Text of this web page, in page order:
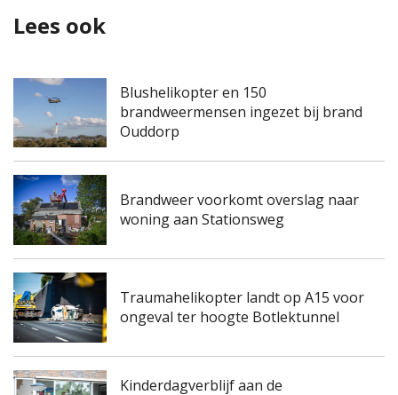
Lees ook
Blushelikopter en 150
brandweermensen ingezet bij brand
Ouddorp
Brandweer voorkomt overslag naar
woning aan Stationsweg
Traumahelikopter landt op A15 voor
ongeval ter hoogte Botlektunnel
Kinderdagverblijf aan de